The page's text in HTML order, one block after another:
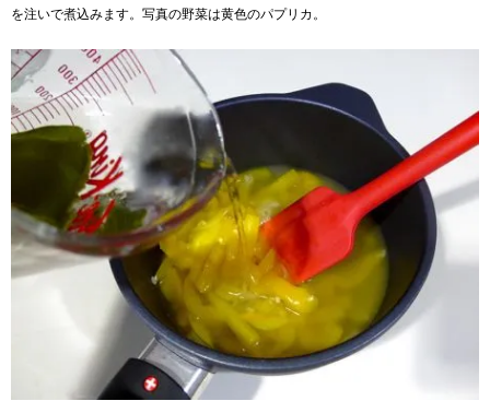
を注いで煮込みます。写真の野菜は黄色のパプリカ。